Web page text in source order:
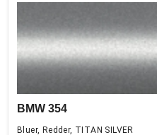
BMW 354
Bluer, Redder, TITAN SILVER